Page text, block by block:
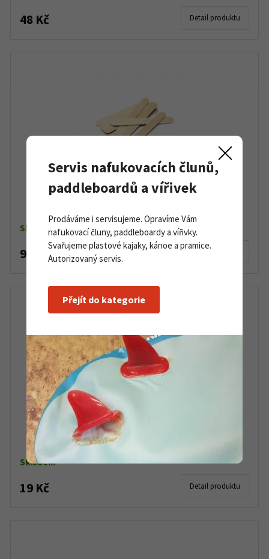
48 Kč Detail produktu
Dřevěná špachtle, míchátko 5 ks
Skladem
9 Kč Detail produktu
Štětec dřevěný plochý 1,5
Skladem
19 Kč Detail produktu
Servis nafukovacích člunů,
paddleboardů a vířivek
Prodáváme i servisujeme. Opravíme Vám
nafukovací čluny, paddleboardy a vířivky.
Svařujeme plastové kajaky, kánoe a pramice.
Autorizovaný servis.
Přejít do kategorie